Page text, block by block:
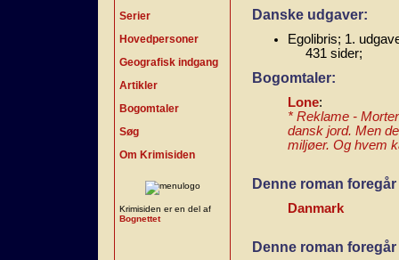
Serier
Hovedpersoner
Geografisk indgang
Artikler
Bogomtaler
Søg
Om Krimisiden
Krimisiden er en del af
Bognettet
Danske udgaver:
Egolibris; 1.
431 sider;
Bogomtaler:
Lone:
* Reklame -
dansk jord. Men
miljøer. Og hvem
Denne roman
Danmark
Denne roman